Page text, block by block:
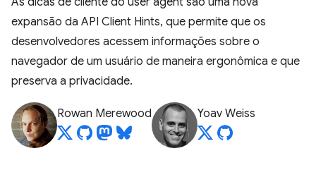
expansão da API Client Hints, que permite que os
desenvolvedores acessem informações sobre o
navegador de um usuário de maneira ergonômica e que
preserva a privacidade.
Rowan Merewood Yoav Weiss